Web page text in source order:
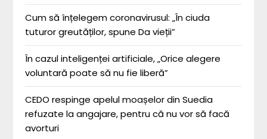
Cum să înțelegem coronavirusul: „În ciuda
tuturor greutăților, spune Da vieții”
În cazul inteligenței artificiale, „Orice alegere
voluntară poate să nu fie liberă”
CEDO respinge apelul moașelor din Suedia
refuzate la angajare, pentru că nu vor să facă
avorturi